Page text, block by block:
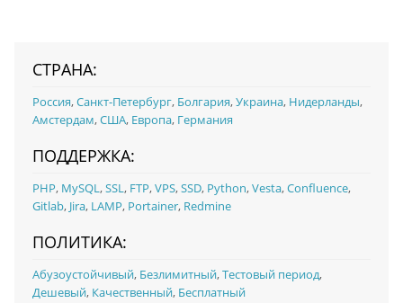
СТРАНА:
Россия,Санкт-Петербург, Болгария,Украина, Нидерланды,
Амстердам,США, Европа, Германия
ПОДДЕРЖКА:
PHP, MySQL,SSL, FTP,VPS,SSD, Python,Vesta,Confluence,
Gitlab, Jira, LAMP, Portainer, Redmine
ПОЛИТИКА:
Абузоустойчивый, Безлимитный,Тестовый период,
Дешевый, Качественный, Бесплатный